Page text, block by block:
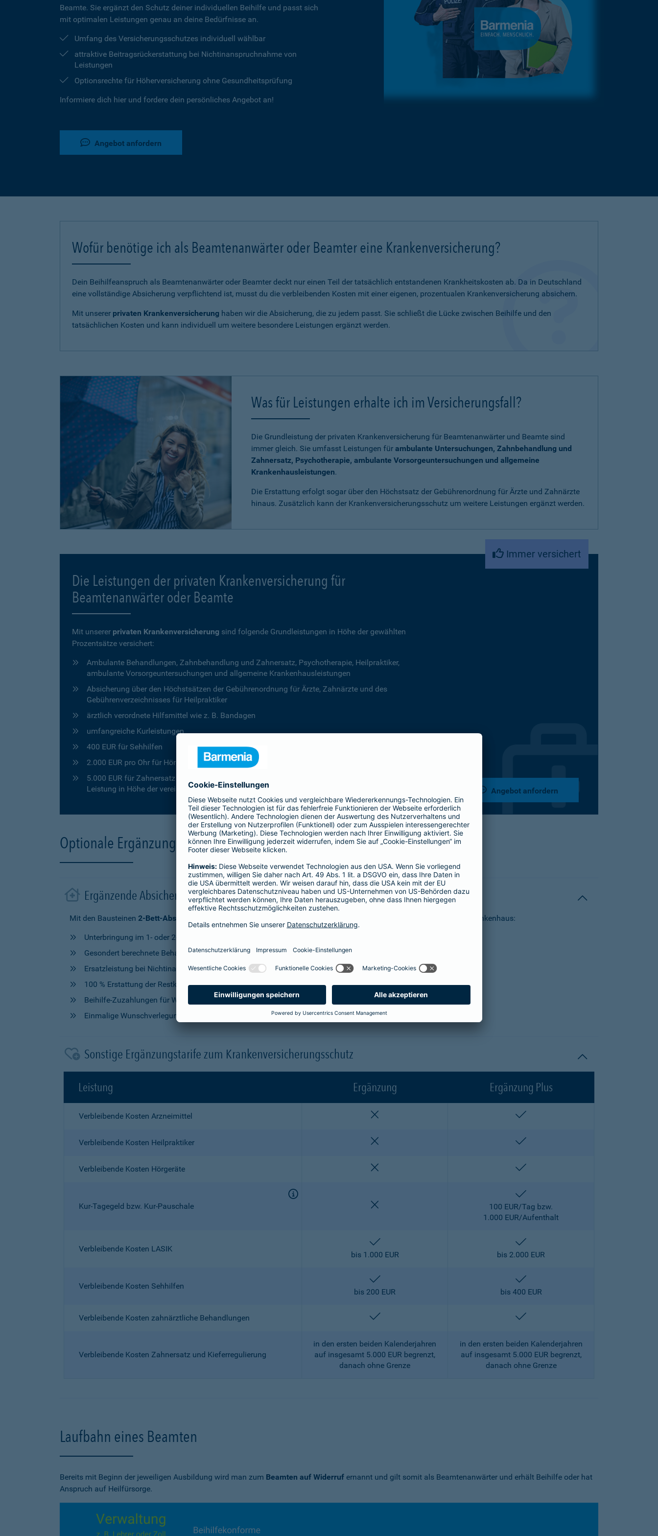
Beamte. Sie ergänzt den Schutz deiner individuellen Beihilfe und passt sich
mit optimalen Leistungen genau an deine Bedürfnisse an.
Umfang des Versicherungsschutzes individuell wählbar
attraktive Beitragsrückerstattung bei Nichtinanspruchnahme von
Leistungen
Optionsrechte für Höherversicherung ohne Gesundheitsprüfung
Informiere dich hier und fordere dein persönliches Angebot an!
Angebot anfordern
Wofür benötige ich als Beamtenanwärter oder Beamter eine Krankenversicherung?
Dein Beihilfeanspruch als Beamtenanwärter oder Beamter deckt nur einen Teil der tatsächlich entstandenen Krankheitskosten ab. Da in Deutschland
eine vollständige Absicherung verpflichtend ist, musst du die verbleibenden Kosten mit einer eigenen, prozentualen Krankenversicherung absichern.
Mit unserer privaten Krankenversicherung haben wir die Absicherung, die zu jedem passt. Sie schließt die Lücke zwischen Beihilfe und den
tatsächlichen Kosten und kann individuell um weitere besondere Leistungen ergänzt werden.
Was für Leistungen erhalte ich im Versicherungsfall?
Die Grundleistung der privaten Krankenversicherung für Beamtenanwärter und Beamte sind
immer gleich. Sie umfasst Leistungen für ambulante Untersuchungen, Zahnbehandlung und
Zahnersatz, Psychotherapie, ambulante Vorsorgeuntersuchungen und allgemeine
Krankenhausleistungen.
Die Erstattung erfolgt sogar über den Höchstsatz der Gebührenordnung für Ärzte und Zahnärzte
hinaus. Zusätzlich kann der Krankenversicherungsschutz um weitere Leistungen ergänzt werden.
Immer versichert
Die Leistungen der privaten Krankenversicherung für
Beamtenanwärter oder Beamte
Mit unserer privaten Krankenversicherung sind folgende Grundleistungen in Höhe der gewählten
Prozentsätze versichert:
Ambulante Behandlungen, Zahnbehandlung und Zahnersatz, Psychotherapie, Heilpraktiker,
ambulante Vorsorgeuntersuchungen und allgemeine Krankenhausleistungen
Absicherung über den Höchstsätzen der Gebührenordnung für Ärzte, Zahnärzte und des
Gebührenverzeichnisses für Heilpraktiker
ärztlich verordnete Hilfsmittel wie z. B. Bandagen
umfangreiche Kurleistungen
400 EUR für Sehhilfen
2.000 EUR pro Ohr für Hörgeräte
5.000 EUR für Zahnersatz in den ersten beiden Kalenderjahren, ab dem dritten Jahr ist die
Leistung in Höhe der vereinbarten Prozentstufe unbegrenzt
Angebot anfordern
Optionale Ergänzungen für deine Krankenversicherung
Ergänzende Absicherung im Krankenhaus
Mit den Bausteinen 2-Bett-Absicherung sicherst du dir zusätzlich folgende Leistungen im Krankenhaus:
Unterbringung im 1- oder 2-Bettzimmer (je nach gewähltem Baustein)
Gesondert berechnete Behandlung durch einen Arzt oder eine Ärztin der Wahl ("Chefarztbehandlung")
Ersatzleistung bei Nichtinanspruchnahme der Wahlleistungen
100 % Erstattung der Restkosten, nach Vorleistung der Beihilfe
Beihilfe-Zuzahlungen für Wahlleistungen
Einmalige Wunschverlegung
Sonstige Ergänzungstarife zum Krankenversicherungsschutz
Leistung Ergänzung Ergänzung Plus
Verbleibende Kosten Arzneimittel
Verbleibende Kosten Heilpraktiker
Verbleibende Kosten Hörgeräte
Kur-Tagegeld bzw. Kur-Pauschale
100 EUR/Tag bzw.
1.000 EUR/Aufenthalt
Verbleibende Kosten LASIK
enthalten
bis 1.000 EUR
bis 2.000 EUR
Verbleibende Kosten Sehhilfen
enthalten
bis 200 EUR
bis 400 EUR
Verbleibende Kosten zahnärztliche Behandlungen enthalten
Verbleibende Kosten Zahnersatz und Kieferregulierung
in den ersten beiden Kalenderjahren
auf insgesamt 5.000 EUR begrenzt,
danach ohne Grenze
in den ersten beiden Kalenderjahren
auf insgesamt 5.000 EUR begrenzt,
danach ohne Grenze
Laufbahn eines Beamten
Bereits mit Beginn der jeweiligen Ausbildung wird man zum Beamten auf Widerruf ernannt und gilt somit als Beamtenanwärter und erhält Beihilfe oder hat
Anspruch auf Heilfürsorge.